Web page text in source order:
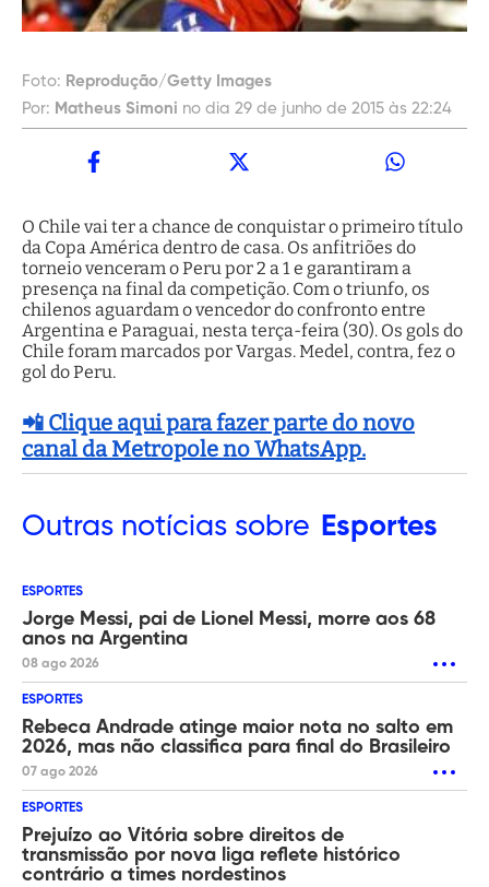
Foto: Reprodução/Getty Images
Por: Matheus Simoni no dia 29 de junho de 2015 às 22:24
O Chile vai ter a chance de conquistar o primeiro título
da Copa América dentro de casa. Os anfitriões do
torneio venceram o Peru por 2 a 1 e garantiram a
presença na final da competição. Com o triunfo, os
chilenos aguardam o vencedor do confronto entre
Argentina e Paraguai, nesta terça-feira (30). Os gols do
Chile foram marcados por Vargas. Medel, contra, fez o
gol do Peru.
📲 Clique aqui para fazer parte do novo
canal da Metropole no WhatsApp.
Outras notícias sobre Esportes
ESPORTES
Jorge Messi, pai de Lionel Messi, morre aos 68
anos na Argentina
08 ago 2026
ESPORTES
Rebeca Andrade atinge maior nota no salto em
2026, mas não classifica para final do Brasileiro
07 ago 2026
ESPORTES
Prejuízo ao Vitória sobre direitos de
transmissão por nova liga reflete histórico
contrário a times nordestinos